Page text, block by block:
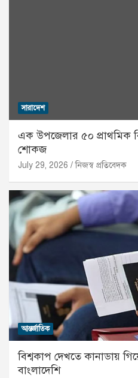
সারাদেশ
এক উপজেলার ৫০ প্রাথমিক
শোকজ
July 29, 2026 নিজস্ব প্রতিবেদক
আন্তর্জাতিক
বিশ্বকাপ দেখতে কানাডায়
বাংলাদেশি